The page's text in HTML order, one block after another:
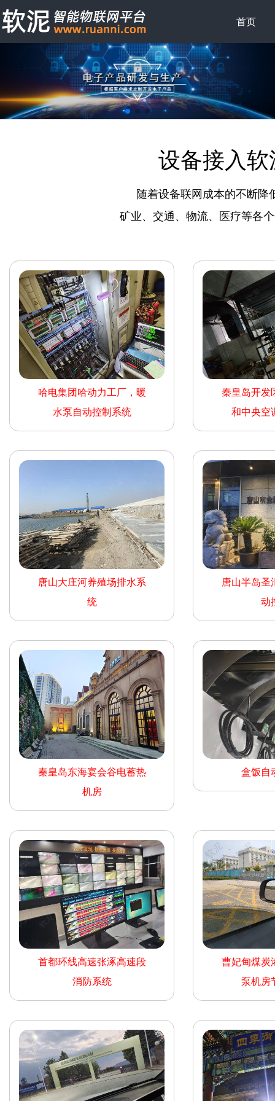
首页
设备接入
随着设备联网成本的不断降
矿业、交通、物流、医疗等各
哈电集团哈动力工厂，暖
水泵自动控制系统
秦皇岛开发
和中央空
唐山大庄河养殖场排水系
统
唐山半岛圣
动
秦皇岛东海宴会谷电蓄热
机房
盒饭自
首都环线高速张涿高速段
消防系统
曹妃甸煤炭
泵机房